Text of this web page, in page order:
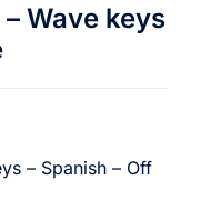
Wave keys
– Spanish – Off